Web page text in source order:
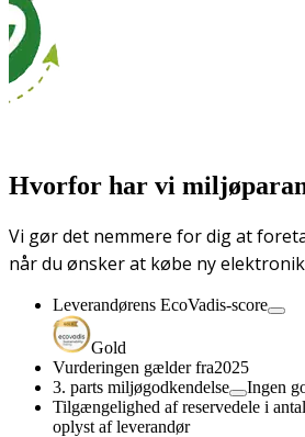
Hvorfor har vi
Vi gør det nemmere for dig at
når du ønsker at købe ny
Leverandørens EcoVadis-score
Gold
Vurderingen gælder fra2025
3. parts miljøgodkendelse
Ingen
Tilgængelighed af reservedele i
oplyst af leverandør